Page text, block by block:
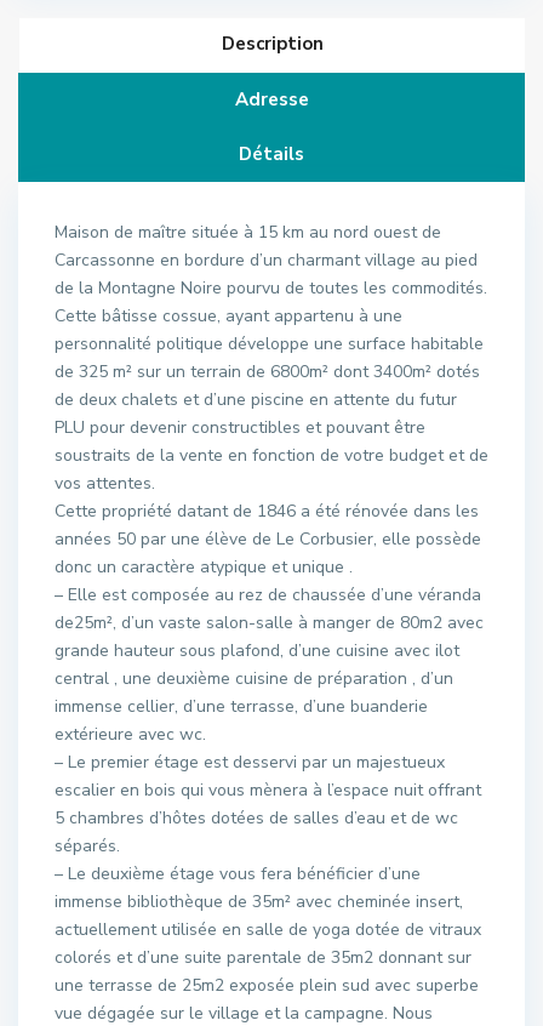
Description
Adresse
Détails
Maison de maître située à 15 km au nord ouest de
Carcassonne en bordure d’un charmant village au pied
de la Montagne Noire pourvu de toutes les commodités.
Cette bâtisse cossue, ayant appartenu à une
personnalité politique développe une surface habitable
de 325 m² sur un terrain de 6800m² dont 3400m² dotés
de deux chalets et d’une piscine en attente du futur
PLU pour devenir constructibles et pouvant être
soustraits de la vente en fonction de votre budget et de
vos attentes.
Cette propriété datant de 1846 a été rénovée dans les
années 50 par une élève de Le Corbusier, elle possède
donc un caractère atypique et unique .
– Elle est composée au rez de chaussée d’une véranda
de25m², d’un vaste salon-salle à manger de 80m2 avec
grande hauteur sous plafond, d’une cuisine avec ilot
central , une deuxième cuisine de préparation , d’un
immense cellier, d’une terrasse, d’une buanderie
extérieure avec wc.
– Le premier étage est desservi par un majestueux
escalier en bois qui vous mènera à l’espace nuit offrant
5 chambres d’hôtes dotées de salles d’eau et de wc
séparés.
– Le deuxième étage vous fera bénéficier d’une
immense bibliothèque de 35m² avec cheminée insert,
actuellement utilisée en salle de yoga dotée de vitraux
colorés et d’une suite parentale de 35m2 donnant sur
une terrasse de 25m2 exposée plein sud avec superbe
vue dégagée sur le village et la campagne. Nous